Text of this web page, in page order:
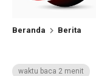
Beranda Berita
waktu baca 2 menit